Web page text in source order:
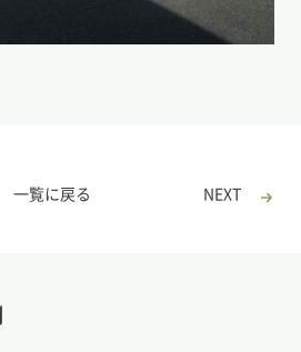
一覧に戻る NEXT